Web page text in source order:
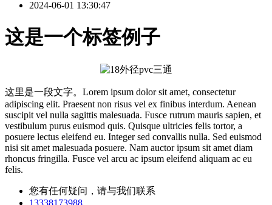
2024-06-01 13:30:47
这是一个标签例子
这里是一段文字。Lorem ipsum dolor sit amet, consectetur
adipiscing elit. Praesent non risus vel ex finibus interdum. Aenean
suscipit vel nulla sagittis malesuada. Fusce rutrum mauris sapien, et
vestibulum purus euismod quis. Quisque ultricies felis tortor, a
posuere lectus eleifend eu. Integer sed convallis nulla. Sed euismod
nisi sit amet malesuada posuere. Nam auctor ipsum sit amet diam
rhoncus fringilla. Fusce vel arcu ac ipsum eleifend aliquam ac eu
felis.
您有任何疑问，请与我们联系